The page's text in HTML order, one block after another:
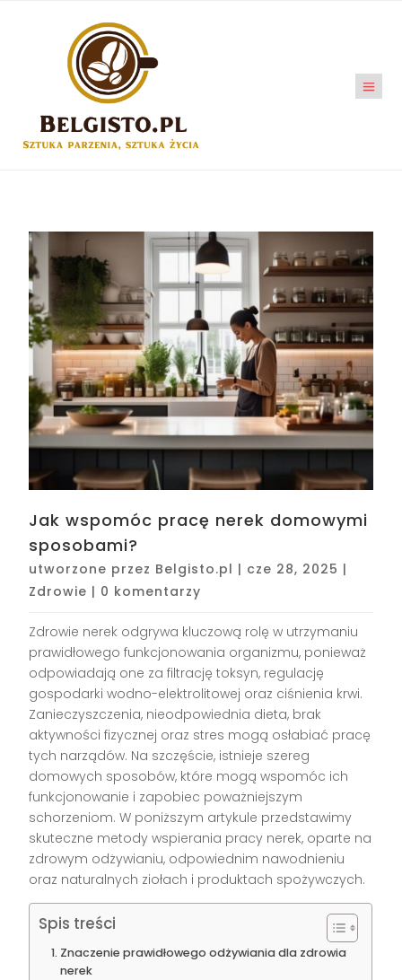
Jak wspomóc pracę nerek domowymi
sposobami?
utworzone przez Belgisto.pl | cze 28, 2025 |
Zdrowie | 0 komentarzy
Zdrowie nerek odgrywa kluczową rolę w utrzymaniu
prawidłowego funkcjonowania organizmu, ponieważ
odpowiadają one za filtrację toksyn, regulację
gospodarki wodno-elektrolitowej oraz ciśnienia krwi.
Zanieczyszczenia, nieodpowiednia dieta, brak
aktywności fizycznej oraz stres mogą osłabiać pracę
tych narządów. Na szczęście, istnieje szereg
domowych sposobów, które mogą wspomóc ich
funkcjonowanie i zapobiec poważniejszym
schorzeniom. W poniższym artykule przedstawimy
skuteczne metody wspierania pracy nerek, oparte na
zdrowym odżywianiu, odpowiednim nawodnieniu
oraz naturalnych ziołach i produktach spożywczych.
Spis treści
Znaczenie prawidłowego odżywiania dla zdrowia
nerek